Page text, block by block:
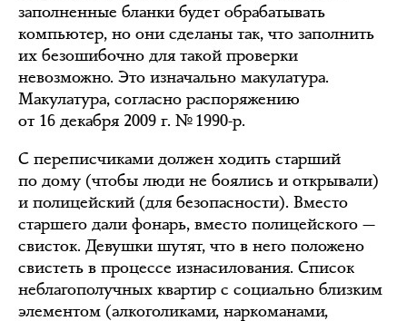
заполненные бланки будет обрабатывать
компьютер, но они сделаны так, что заполнить
их безошибочно для такой проверки
невозможно. Это изначально макулатура.
Макулатура, согласно распоряжению
от 16 декабря 2009 г. № 1990-р.
С переписчиками должен ходить старший
по дому (чтобы люди не боялись и открывали)
и полицейский (для безопасности). Вместо
старшего дали фонарь, вместо полицейского —
свисток. Девушки шутят, что в него положено
свистеть в процессе изнасилования. Список
неблагополучных квартир с социально близким
элементом (алкоголиками, наркоманами,